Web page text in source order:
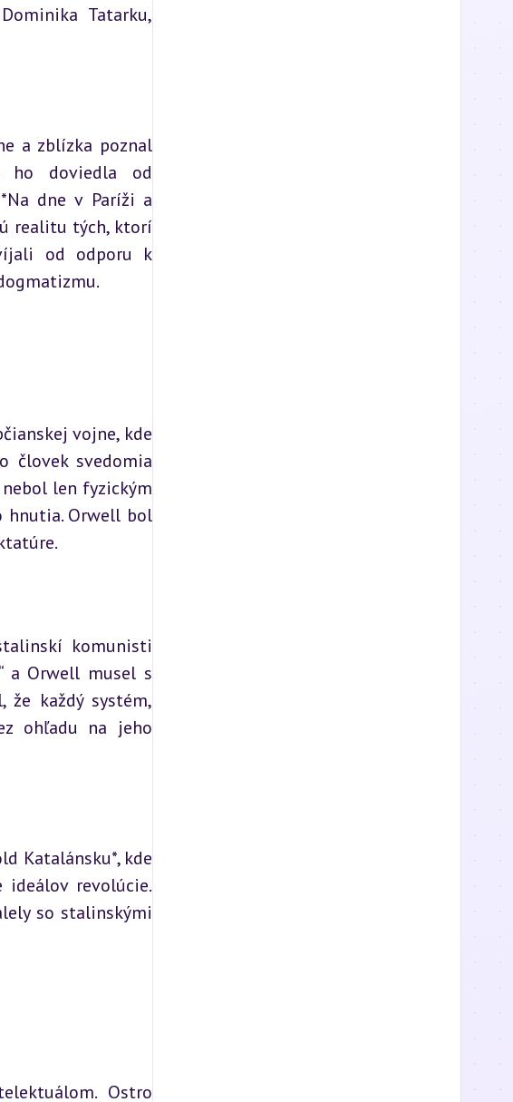
Tatarku,
a zblízka poznal
ho doviedla od
dne v Paríži a
realitu tých, ktorí
od odporu k
vojne, kde
človek svedomia
len fyzickým
hnutia. Orwell bol
komunisti
a Orwell musel s
že každý systém,
ohľadu na jeho
Katalánsku*, kde
ideálov revolúcie.
so stalinskými
Ostro